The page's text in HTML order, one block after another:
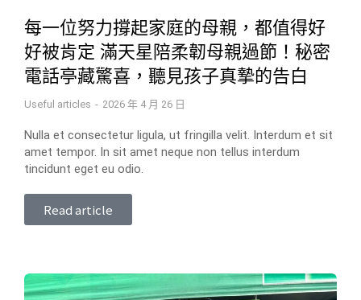
每一位努力撐起家庭的母親，都值得好
好被肯定 滿天星陪柔韌母親過節！秘密
電話亭藏驚喜，聽見孩子真摯的告白
Useful articles 2026 年 4 月 26 日
Nulla et consectetur ligula, ut fringilla velit. Interdum et sit
amet tempor. In sit amet neque non tellus interdum
tincidunt eget eu odio.
Read article